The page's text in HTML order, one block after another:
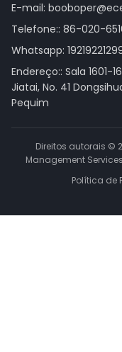
E-mail:
Telefone:: 86-020-
Whatsapp:
Endereço:: Sala 1601-
Jiatai, No. 41
Pequim
Direitos autorais ©
Management
Política de